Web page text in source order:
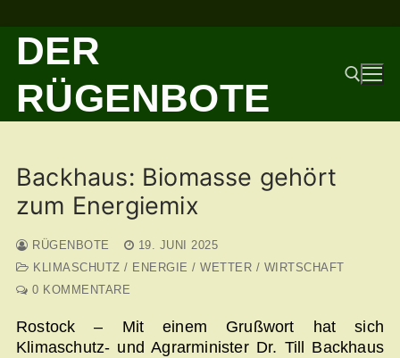
Zum
Inhalt
springen
DER
RÜGENBOTE
Backhaus: Biomasse gehört
zum Energiemix
RÜGENBOTE
19. JUNI 2025
KLIMASCHUTZ / ENERGIE / WETTER / WIRTSCHAFT
0 KOMMENTARE
Rostock – Mit einem Grußwort hat sich
Klimaschutz- und Agrarminister Dr. Till Backhaus